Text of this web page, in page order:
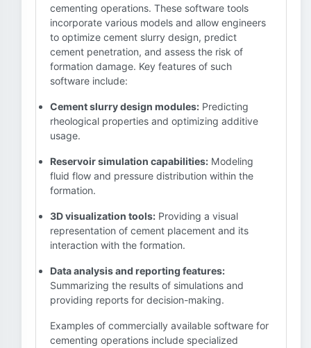
cementing operations. These software tools
incorporate various models and allow engineers
to optimize cement slurry design, predict
cement penetration, and assess the risk of
formation damage. Key features of such
software include:
Cement slurry design modules: Predicting
rheological properties and optimizing additive
usage.
Reservoir simulation capabilities: Modeling
fluid flow and pressure distribution within the
formation.
3D visualization tools: Providing a visual
representation of cement placement and its
interaction with the formation.
Data analysis and reporting features:
Summarizing the results of simulations and
providing reports for decision-making.
Examples of commercially available software for
cementing operations include specialized